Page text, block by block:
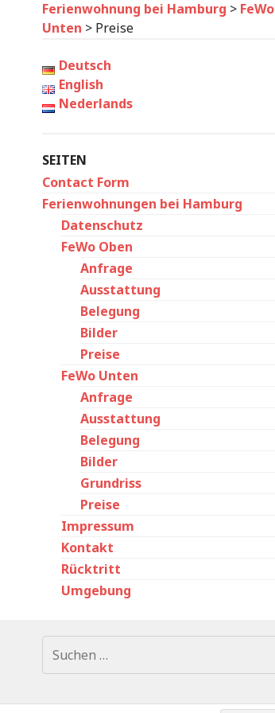
Ferienwohnung bei Hamburg > FeWo
Unten > Preise
Deutsch
English
Nederlands
SEITEN
Contact Form
Ferienwohnungen bei Hamburg
Datenschutz
FeWo Oben
Anfrage
Ausstattung
Belegung
Bilder
Preise
FeWo Unten
Anfrage
Ausstattung
Belegung
Bilder
Grundriss
Preise
Impressum
Kontakt
Rücktritt
Umgebung
nach: